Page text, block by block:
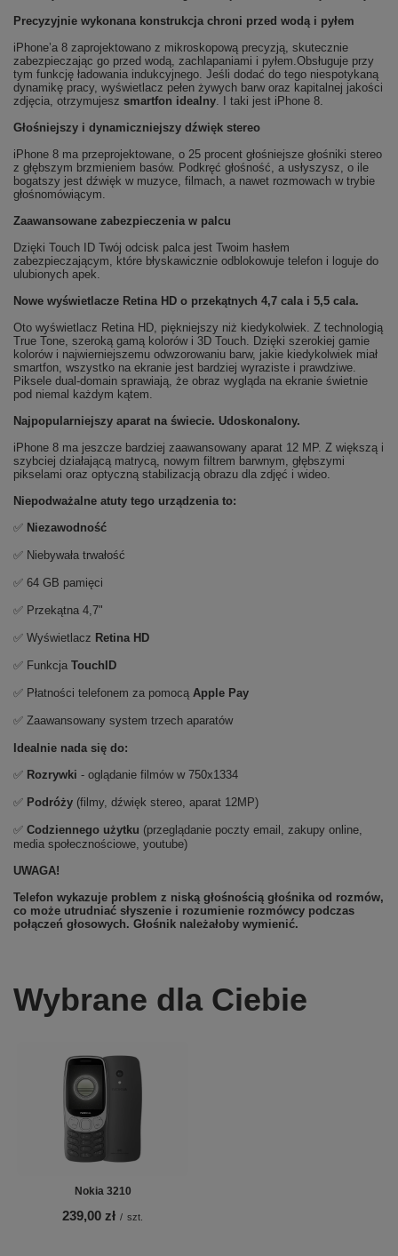
Precyzyjnie wykonana konstrukcja chroni przed wodą i pyłem
iPhone’a 8 zaprojektowano z mikroskopową precyzją, skutecznie
zabezpieczając go przed wodą, zachlapaniami i pyłem.Obsługuje przy
tym funkcję ładowania indukcyjnego. Jeśli dodać do tego niespotykaną
dynamikę pracy, wyświetlacz pełen żywych barw oraz kapitalnej jakości
zdjęcia, otrzymujesz smartfon idealny. I taki jest iPhone 8.
Głośniejszy i dynamicz­niejszy dźwięk stereo
iPhone 8 ma przeprojektowane, o 25 procent głośniejsze głośniki stereo
z głębszym brzmieniem basów. Podkręć głośność, a usłyszysz, o ile
bogatszy jest dźwięk w muzyce, filmach, a nawet rozmowach w trybie
głośnomówiącym.
Zaawanso­wane zabezpie­czenia w palcu
Dzięki Touch ID Twój odcisk palca jest Twoim hasłem
zabezpieczającym, które błyskawicznie odblokowuje telefon i loguje do
ulubionych apek.
Nowe wyświetlacze Retina HD o przekątnych 4,7 cala i 5,5 cala.
Oto wyświetlacz Retina HD, piękniejszy niż kiedykolwiek. Z technologią
True Tone, szeroką gamą kolorów i 3D Touch. Dzięki szerokiej gamie
kolorów i najwierniejszemu odwzorowaniu barw, jakie kiedykolwiek miał
smartfon, wszystko na ekranie jest bardziej wyraziste i prawdziwe.
Piksele dual-domain sprawiają, że obraz wygląda na ekranie świetnie
pod niemal każdym kątem.
Najpopular­niejszy aparat na świecie. Udoskona­lony.
iPhone 8 ma jeszcze bardziej zaawansowany aparat 12 MP. Z większą i
szybciej działającą matrycą, nowym filtrem barwnym, głębszymi
pikselami oraz optyczną stabilizacją obrazu dla zdjęć i wideo.
Niepodważalne atuty tego urządzenia to:
✅ Niezawodność
✅ Niebywała trwałość
✅ 64 GB pamięci
✅ Przekątna 4,7"
✅ Wyświetlacz Retina HD
✅ Funkcja TouchID
✅ Płatności telefonem za pomocą Apple Pay
✅ Zaawansowany system trzech aparatów
Idealnie nada się do:
✅ Rozrywki - oglądanie filmów w 750x1334
✅ Podróży (filmy, dźwięk stereo, aparat 12MP)
✅ Codziennego użytku (przeglądanie poczty email, zakupy online,
media społecznościowe, youtube)
UWAGA!
Telefon wykazuje problem z niską głośnością głośnika od rozmów,
co może utrudniać słyszenie i rozumienie rozmówcy podczas
połączeń głosowych. Głośnik należałoby wymienić.
Wybrane dla Ciebie
Nokia 3210
239,00 zł / szt.